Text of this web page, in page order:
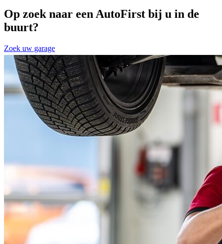
Op zoek naar een AutoFirst bij u in de
buurt?
Zoek uw garage